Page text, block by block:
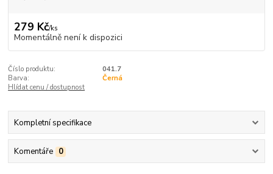
279 Kč/ks
Momentálně není k dispozici
Číslo produktu:
041.7
Barva:
Černá
Hlídat cenu / dostupnost
Kompletní specifikace
Komentáře 0